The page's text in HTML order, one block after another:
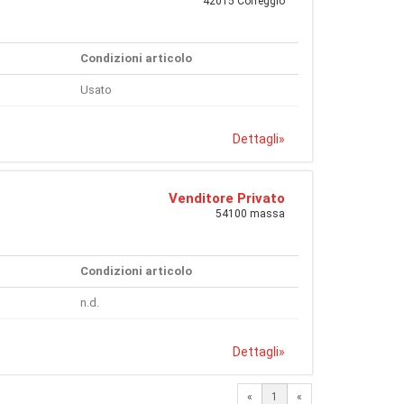
Condizioni articolo
Usato
Dettagli»
Venditore Privato
54100 massa
Condizioni articolo
n.d.
Dettagli»
« 1 «